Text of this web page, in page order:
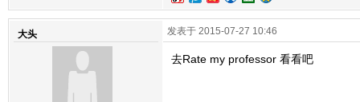
大头 发表于 2015-07-27 10:46
去Rate my professor 看看吧